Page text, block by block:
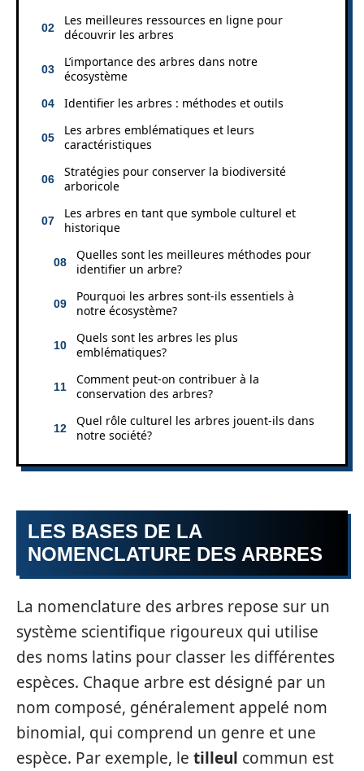
Les meilleures ressources en ligne pour
découvrir les arbres
L’importance des arbres dans notre
écosystème
Identifier les arbres : méthodes et outils
Les arbres emblématiques et leurs
caractéristiques
Stratégies pour conserver la biodiversité
arboricole
Les arbres en tant que symbole culturel et
historique
Quelles sont les meilleures méthodes pour
identifier un arbre?
Pourquoi les arbres sont-ils essentiels à
notre écosystème?
Quels sont les arbres les plus
emblématiques?
Comment peut-on contribuer à la
conservation des arbres?
Quel rôle culturel les arbres jouent-ils dans
notre société?
LES BASES DE LA
NOMENCLATURE DES ARBRES
La nomenclature des arbres repose sur un
système scientifique rigoureux qui utilise
des noms latins pour classer les différentes
espèces. Chaque arbre est désigné par un
nom composé, généralement appelé nom
binomial, qui comprend un genre et une
espèce. Par exemple, le tilleul commun est